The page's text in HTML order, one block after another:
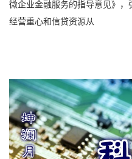
微企业金融服务的指导意见》
经营重心和信贷资源从